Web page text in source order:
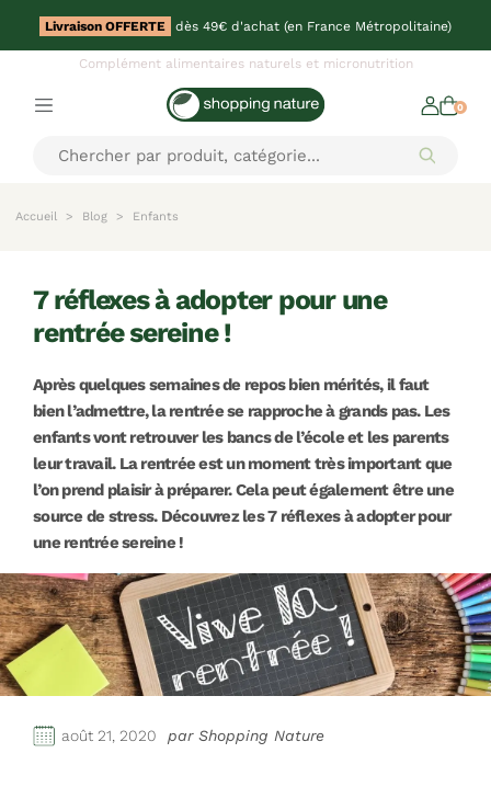
Livraison OFFERTE dès 49€ d'achat (en France Métropolitaine)
Complément alimentaires naturels et micronutrition
0
Accueil Blog Enfants
7 réflexes à adopter pour une
rentrée sereine !
Après quelques semaines de repos bien mérités, il faut
bien l’admettre, la rentrée se rapproche à grands pas. Les
enfants vont retrouver les bancs de l’école et les parents
leur travail. La rentrée est un moment très important que
l’on prend plaisir à préparer. Cela peut également être une
source de stress. Découvrez les 7 réflexes à adopter pour
une rentrée sereine !
août 21, 2020 par Shopping Nature